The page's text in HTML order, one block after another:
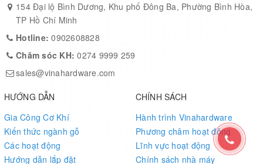
154 Đại lộ Bình Dương, Khu phố Đông Ba, Phường Bình Hòa,
TP Hồ Chí Minh
Hotline:0902608828
Chăm sóc KH:0274 9999 259
sales@vinahardware.com
HƯỚNG DẪN
Gia Công Cơ Khí
Kiến thức ngành gỗ
Các hoạt động
Hướng dẫn lắp đặt
CHÍNH SÁCH
Hành trình Vinahardware
Phương châm hoạt động
Lĩnh vực hoạt động
Chính sách nhà máy